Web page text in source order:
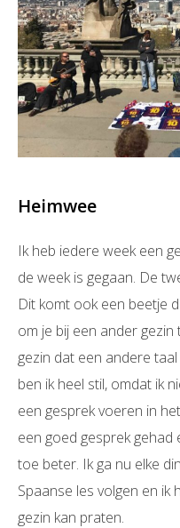
Heimwee
Ik heb iedere week een
de week is gegaan. De
Dit komt ook een beetje
om je bij een ander gezin
gezin dat een andere
ben ik heel stil, omdat ik
een gesprek voeren in
een goed gesprek
toe beter. Ik ga nu elke
Spaanse les volgen en
gezin kan praten.